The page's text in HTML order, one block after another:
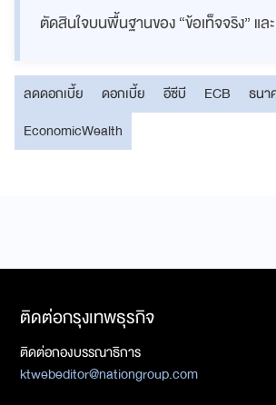
ตัดสินใจบนพื้นฐานของ “ข้อเท็จจริง” แล
ลดดอกเบี้ย ดอกเบี้ย อีซีบี ECB
ธนา
EconomicWealth
ติดต่อกรุงเทพธุรกิจ
ติดต่อกองบรรณาธิการ
ktwebeditor@nationgroup.com